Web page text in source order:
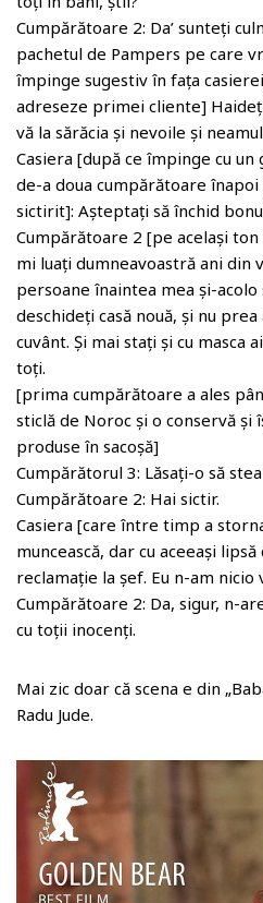
Cumpărătoare 2: Da’ sunteți
pachetul de Pampers pe care
împinge sugestiv în fața
adreseze primei cliente]
vă la sărăcia și nevoile și
Casiera [după ce împinge cu
de-a doua cumpărătoare înapoi
sictirit]: Așteptați să închid
Cumpărătoare 2 [pe același
mi luați dumneavoastră ani din
persoane înaintea mea și-
deschideți casă nouă, și nu
cuvânt. Și mai stați și cu masca
toți.
[prima cumpărătoare a ales
sticlă de Noroc și o conservă și
produse în sacoșă]
Cumpărătorul 3: Lăsați-o să
Cumpărătoare 2: Hai sictir.
Casiera [care între timp a
muncească, dar cu aceeași
reclamație la șef. Eu n-am nicio
Cumpărătoare 2: Da, sigur, n-
cu toții inocenți.
Mai zic doar că scena e din
Radu Jude.